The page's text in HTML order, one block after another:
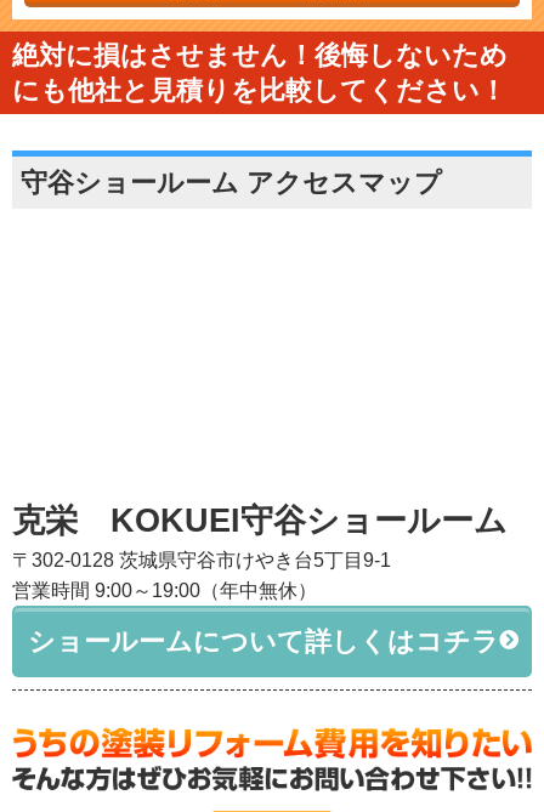
絶対に損はさせません！後悔しないため
にも他社と見積りを比較してください！
守谷ショールーム アクセスマップ
克栄 KOKUEI守谷ショールーム
〒302-0128 茨城県守谷市けやき台5丁目9-1
営業時間 9:00～19:00（年中無休）
ショールームについて詳しくはコチラ